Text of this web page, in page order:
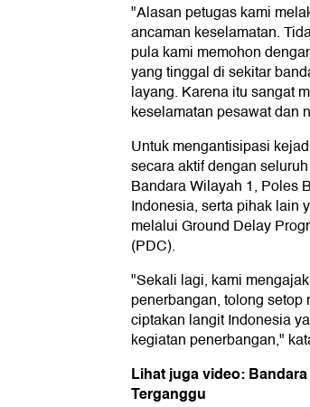
"Alasan petugas kami
ancaman keselamatan.
pula kami memohon
yang tinggal di sekitar
layang. Karena itu sangat
keselamatan pesawat dan
Untuk mengantisipasi
secara aktif dengan
Bandara Wilayah 1, Poles
Indonesia, serta pihak lain
melalui Ground Delay
(PDC).
"Sekali lagi, kami
penerbangan, tolong
ciptakan langit Indonesia
kegiatan penerbangan,"
Lihat juga video:
Terganggu